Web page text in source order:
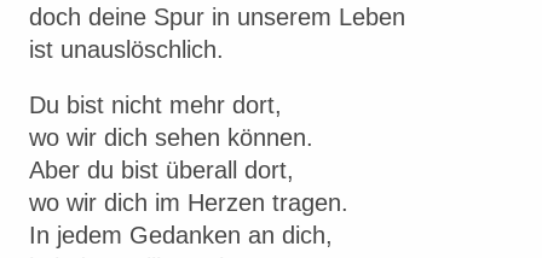
doch deine Spur in unserem Leben
ist unauslöschlich.
Du bist nicht mehr dort,
wo wir dich sehen können.
Aber du bist überall dort,
wo wir dich im Herzen tragen.
In jedem Gedanken an dich,